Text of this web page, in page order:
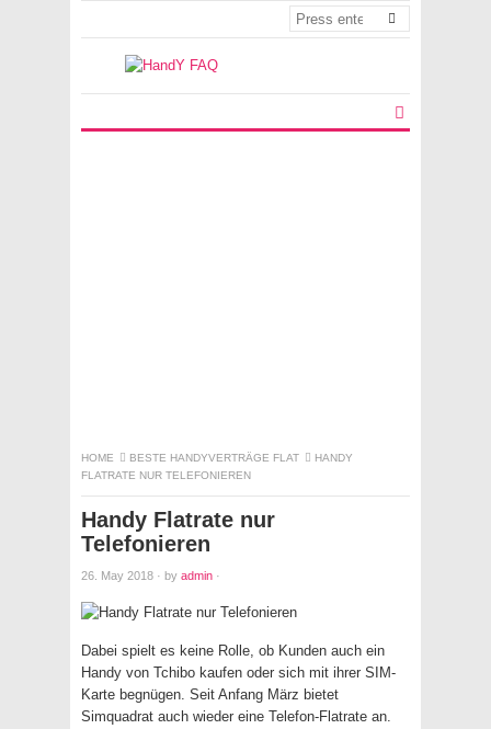
HOME BESTE HANDYVERTRÄGE FLAT
HANDY
FLATRATE NUR TELEFONIEREN
Handy Flatrate nur
Telefonieren
26. May 2018 · by admin ·
Dabei spielt es keine Rolle, ob Kunden auch ein
Handy von Tchibo kaufen oder sich mit ihrer SIM-
Karte begnügen. Seit Anfang März bietet
Simquadrat auch wieder eine Telefon-Flatrate an.